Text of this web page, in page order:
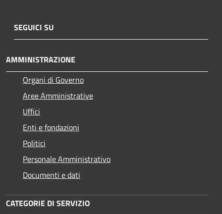
SEGUICI SU
AMMINISTRAZIONE
Organi di Governo
Aree Amministrative
Uffici
Enti e fondazioni
Politici
Personale Amministrativo
Documenti e dati
CATEGORIE DI SERVIZIO